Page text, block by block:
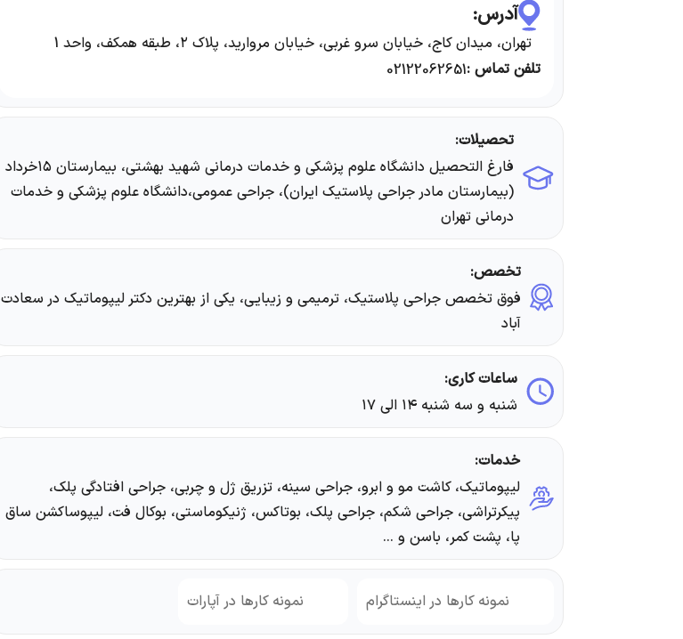
آدرس:
تهران، میدان کاج، خیابان سرو غربی، خیابان مروارید، پلاک ۲، طبقه همکف، واحد 1
تلفن تماس :02122062651
تحصیلات:
فارغ التحصیل دانشگاه علوم پزشکی و خدمات درمانی شهید بهشتی، بیمارستان ۱۵خرداد
(بیمارستان مادر جراحی پلاستیک ایران)، جراحی عمومی،دانشگاه علوم پزشکی و خدمات
درمانی تهران
تخصص:
فوق تخصص جراحی پلاستیک، ترمیمی و زیبایی، یکی از بهترین دکتر لیپوماتیک در سعادت
آباد
ساعات کاری:
شنبه و سه شنبه ۱۴ الی ۱۷
خدمات:
لیپوماتیک، کاشت مو و ابرو، جراحی سینه، تزریق ژل و چربی، جراحی افتادگی پلک،
پیکرتراشی، جراحی شکم، جراحی پلک، بوتاکس، ژنیکوماستی، بوکال فت، لیپوساکشن ساق
پا، پشت کمر، باسن و ...
نمونه کارها در اینستاگرام نمونه کارها در آپارات